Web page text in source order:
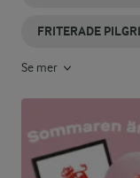
FRITERADE
Se mer